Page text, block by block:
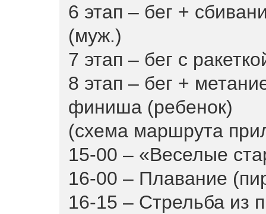
6 этап – бег +
(муж.)
7 этап – бег с
8 этап – бег +
финиша (ребенок)
(схема маршрута
15-00 – «Веселые
16-00 – Плавание
16-15 – Стрельба из